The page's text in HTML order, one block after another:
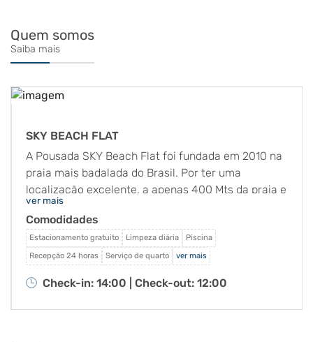
Quem somos
Saiba mais
SKY BEACH FLAT
A Pousada SKY Beach Flat foi fundada em 2010 na
praia mais badalada do Brasil. Por ter uma
localização excelente, a apenas 400 Mts da praia e
a poucas quadras do centro da vila de Porto de
Galinhas, o proprietário optou naquele momento
por mudar o nome e o perfil do local oferecendo um
número maior de quartos mobiliados e suítes.
ver mais
Comodidades
Estacionamento gratuito Limpeza diária
Piscina
Recepção 24 horas
Serviço de quarto ver mais
Check-in: 14:00 | Check-out: 12:00